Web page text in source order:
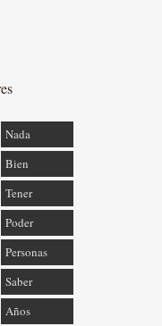
Nada
Bien
Tener
Poder
Personas
Saber
Años